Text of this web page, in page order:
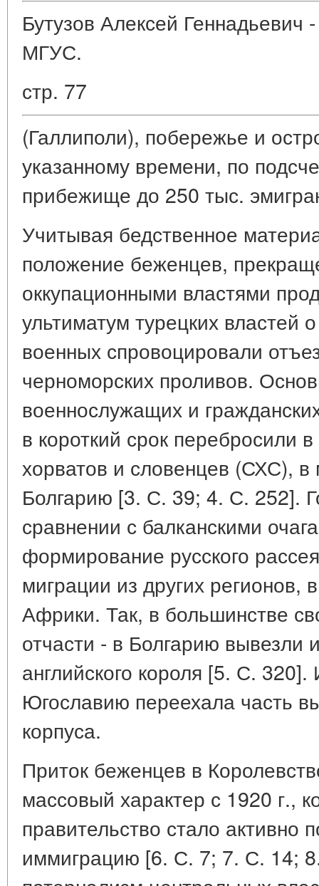
Бутузов Алексей Геннадьевич
МГУС.
стр. 77
(Галлиполи), побережье и
указанному времени, по
прибежище до 250 тыс.
Учитывая бедственное
положение беженцев,
оккупационными властями
ультиматум турецких властей
военных спровоцировали
черноморских проливов.
военнослужащих и
в короткий срок перебросили
хорватов и словенцев (СХС),
Болгарию [3. С. 39; 4. С. 252].
сравнении с балканскими
формирование русского
миграции из других регионов,
Африки. Так, в большинстве
отчасти - в Болгарию вывезли
английского короля [5. С.
Югославию переехала часть
корпуса.
Приток беженцев в
массовый характер с 1920 г.,
правительство стало активно
иммиграцию [6. С. 7; 7. С. 14;